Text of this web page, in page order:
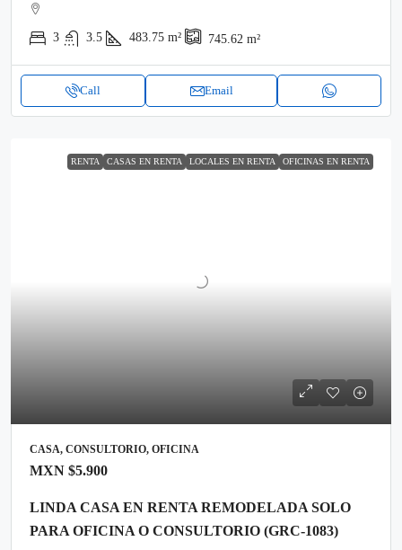
3 3.5 483.75 m² 745.62 m²
Call Email
RENTA CASAS EN RENTA LOCALES EN RENTA OFICINAS EN RENTA
CASA, CONSULTORIO, OFICINA
MXN $5.900
LINDA CASA EN RENTA REMODELADA SOLO
PARA OFICINA O CONSULTORIO (GRC-1083)